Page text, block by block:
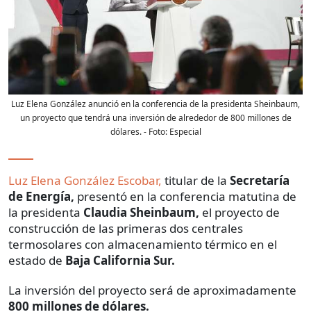
Luz Elena González anunció en la conferencia de la presidenta Sheinbaum,
un proyecto que tendrá una inversión de alrededor de 800 millones de
dólares.- Foto: Especial
Luz Elena González Escobar, titular de la Secretaría
de Energía, presentó en la conferencia matutina de
la presidenta Claudia Sheinbaum, el proyecto de
construcción de las primeras dos centrales
termosolares con almacenamiento térmico en el
estado de Baja California Sur.
La inversión del proyecto será de aproximadamente
800 millones de dólares.